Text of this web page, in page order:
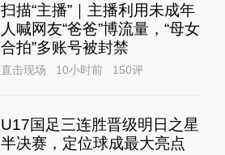
扫描“主播”｜主播利用未成年
人喊网友“爸爸”博流量，“母女
合拍”多账号被封禁
直击现场 10小时前 150评
U17国足三连胜晋级明日之星
半决赛，定位球成最大亮点